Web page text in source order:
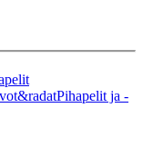
Pihapelit ja -